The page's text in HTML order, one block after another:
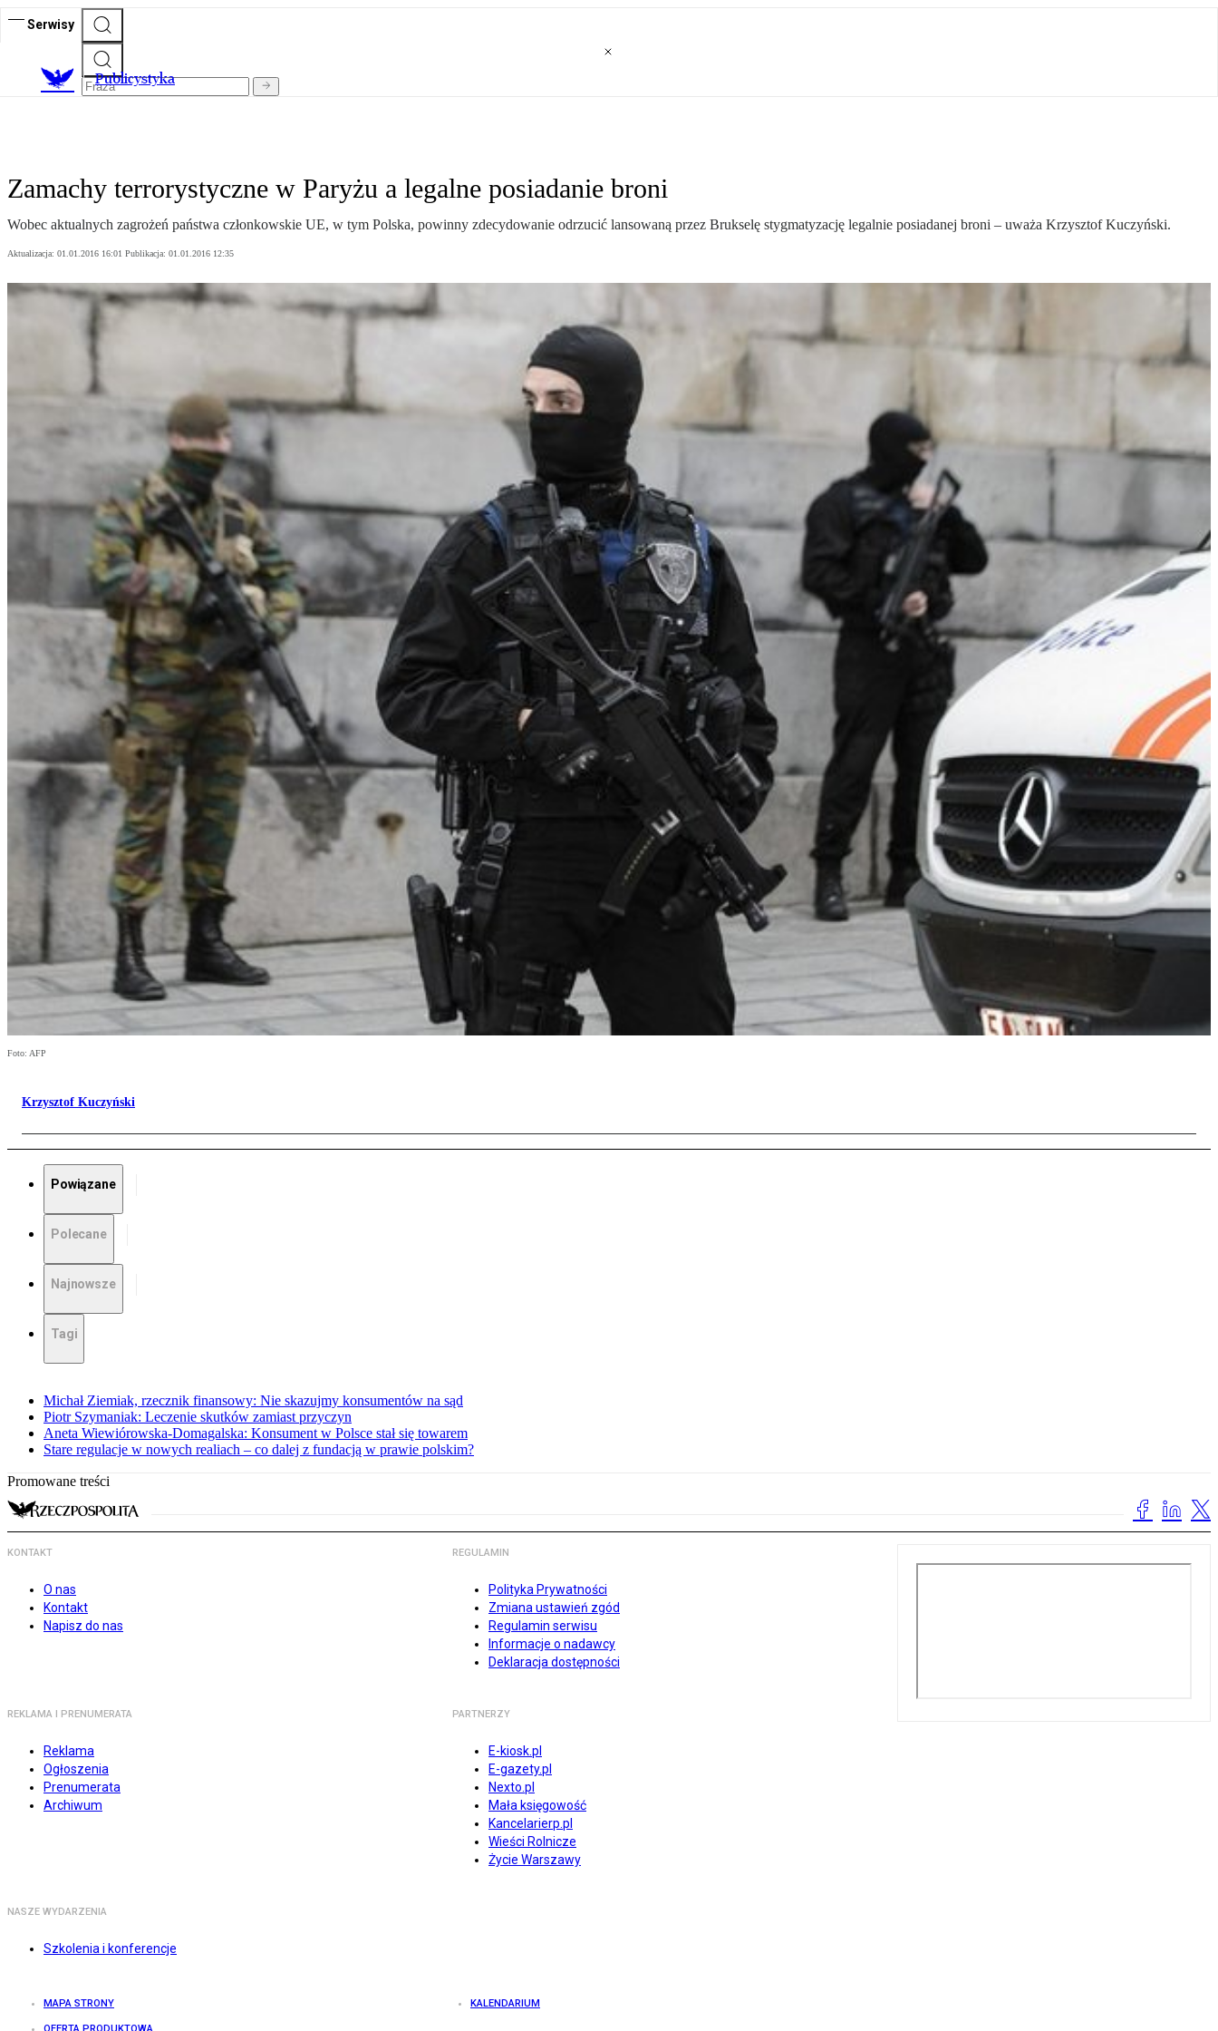
Serwisy
Publicystyka
Zamachy terrorystyczne w Paryżu a legalne posiadanie broni
Wobec aktualnych zagrożeń państwa członkowskie UE, w tym Polska, powinny zdecydowanie odrzucić lansowaną przez Brukselę stygmatyzację legalnie posiadanej broni – uważa Krzysztof Kuczyński.
Aktualizacja: 01.01.2016 16:01 Publikacja: 01.01.2016 12:35
Foto: AFP
Krzysztof Kuczyński
Powiązane
Polecane
Najnowsze
Tagi
Michał Ziemiak, rzecznik finansowy: Nie skazujmy konsumentów na sąd
Piotr Szymaniak: Leczenie skutków zamiast przyczyn
Aneta Wiewiórowska-Domagalska: Konsument w Polsce stał się towarem
Stare regulacje w nowych realiach – co dalej z fundacją w prawie polskim?
Promowane treści
KONTAKT
O nas
Kontakt
Napisz do nas
REGULAMIN
Polityka Prywatności
Zmiana ustawień zgód
Regulamin serwisu
Informacje o nadawcy
Deklaracja dostępności
REKLAMA I PRENUMERATA
Reklama
Ogłoszenia
Prenumerata
Archiwum
PARTNERZY
E-kiosk.pl
E-gazety.pl
Nexto.pl
Mała księgowość
Kancelarierp.pl
Wieści Rolnicze
Życie Warszawy
NASZE WYDARZENIA
Szkolenia i konferencje
MAPA STRONY KALENDARIUM